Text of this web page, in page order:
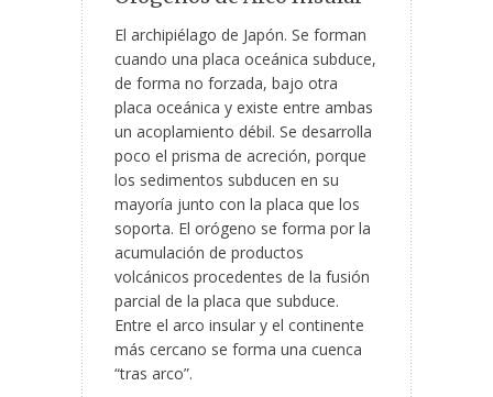
El archipiélago de Japón. Se forman
cuando una placa oceánica subduce,
de forma no forzada, bajo otra
placa oceánica y existe entre ambas
un acoplamiento débil. Se desarrolla
poco el prisma de acreción, porque
los sedimentos subducen en su
mayoría junto con la placa que los
soporta. El orógeno se forma por la
acumulación de productos
volcánicos procedentes de la fusión
parcial de la placa que subduce.
Entre el arco insular y el continente
más cercano se forma una cuenca
“tras arco”.